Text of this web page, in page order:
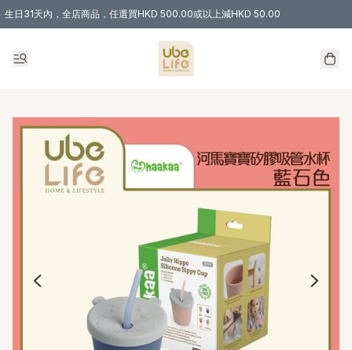
生日31天內，全店商品，任選買HKD 500.00或以上減HKD 50.00
購物滿 HKD 300.00即享免運費優惠！（適用於 特定的送貨方式 )